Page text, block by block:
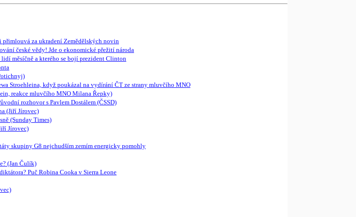
přimlouvá za ukradení Zemědělských novin
české vědy! Jde o ekonomické přežití národa
měsíčně a kterého se bojí prezident Clinton
Stroehleina, když poukázal na vydírání ČT ze strany mluvčího MNO
reakce mluvčího MNO Milana Řepky)
rozhovor s Pavlem Dostálem (ČSSD)
(Jiří Jírovec)
(Sunday Times)
Jírovec)
skupiny G8 nejchudším zemím energicky pomohly
(Jan Čulík)
Puč Robina Cooka v Sierra Leone